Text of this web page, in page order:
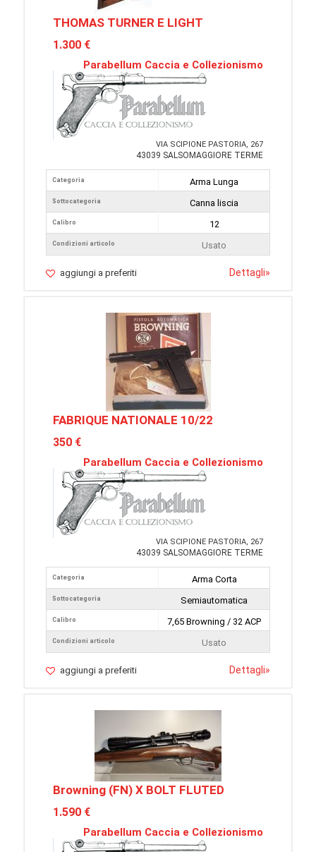
THOMAS TURNER E LIGHT
1.300 €
Parabellum Caccia e Collezionismo
VIA SCIPIONE PASTORIA, 267
43039 SALSOMAGGIORE TERME
Categoria
Sottocategoria
Calibro
Condizioni articolo
Arma Lunga
Canna liscia
12
Usato
aggiungi a preferiti Dettagli»
FABRIQUE NATIONALE 10/22
350 €
Parabellum Caccia e Collezionismo
VIA SCIPIONE PASTORIA, 267
43039 SALSOMAGGIORE TERME
Categoria
Sottocategoria
Calibro
Condizioni articolo
Arma Corta
Semiautomatica
7,65 Browning / 32 ACP
Usato
aggiungi a preferiti Dettagli»
Browning (FN) X BOLT FLUTED
1.590 €
Parabellum Caccia e Collezionismo